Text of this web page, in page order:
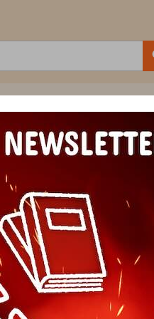
GIOCO DI RUOLO gdr
set introduttivo IN
gdr
Raven Distribution
9791259540959
9791259540959